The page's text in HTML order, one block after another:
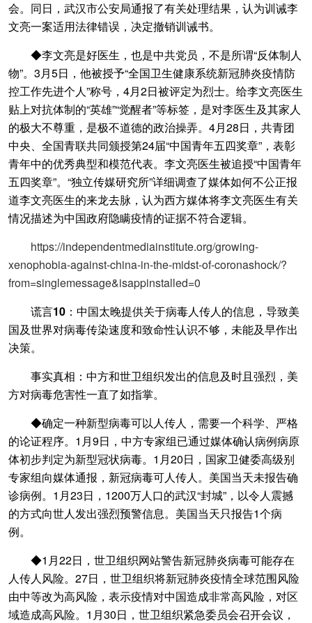
会。同日，武汉市公安局通报了有关处理结果，认为训诫李
文亮一案适用法律错误，决定撤销训诫书。
◆李文亮是好医生，也是中共党员，不是所谓“反体制人
物”。3月5日，他被授予“全国卫生健康系统新冠肺炎疫情防
控工作先进个人”称号，4月2日被评定为烈士。给李文亮医生
贴上对抗体制的“英雄”“觉醒者”等标签，是对李医生及其家人
的极大不尊重，是极不道德的政治操弄。4月28日，共青团
中央、全国青联共同颁授第24届“中国青年五四奖章”，表彰
青年中的优秀典型和模范代表。李文亮医生被追授“中国青年
五四奖章”。“独立传媒研究所”详细调查了媒体如何不公正报
道李文亮医生的来龙去脉，认为西方媒体将李文亮医生有关
情况描述为中国政府隐瞒疫情的证据不符合逻辑。
https://independentmediainstitute.org/growing-
xenophobia-against-china-in-the-midst-of-coronashock/?
from=singlemessage&isappinstalled=0
谎言10：中国太晚提供关于病毒人传人的信息，导致美
国及世界对病毒传染速度和致命性认识不够，未能及早作出
决策。
事实真相：中方和世卫组织发出的信息及时且强烈，美
方对病毒危害性一直了如指掌。
◆确定一种新型病毒可以人传人，需要一个科学、严格
的论证程序。1月9日，中方专家组已通过媒体确认病例病原
体初步判定为新型冠状病毒。1月20日，国家卫健委高级别
专家组向媒体通报，新冠病毒可人传人。美国当天未报告确
诊病例。1月23日，1200万人口的武汉“封城”，以令人震撼
的方式向世人发出强烈预警信息。美国当天只报告1个病
例。
◆1月22日，世卫组织网站警告新冠肺炎病毒可能存在
人传人风险。27日，世卫组织将新冠肺炎疫情全球范围风险
由中等改为高风险，表示疫情对中国造成非常高风险，对区
域造成高风险。1月30日，世卫组织紧急委员会召开会议，